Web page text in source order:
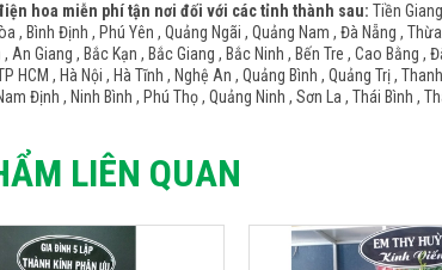
hoa miễn phí tận nơi đối với các tỉnh thành sau: Tiền
, Bình Định , Phú Yên , Quảng Ngãi , Quảng Nam , Đà Nẵng ,
An Giang , Bắc Kạn , Bắc Giang , Bắc Ninh , Bến Tre , Cao Bằng
HCM , Hà Nội , Hà Tĩnh , Nghệ An , Quảng Bình , Quảng Trị ,
Định , Ninh Bình , Phú Thọ , Quảng Ninh , Sơn La , Thái Bình ,
LIÊN QUAN